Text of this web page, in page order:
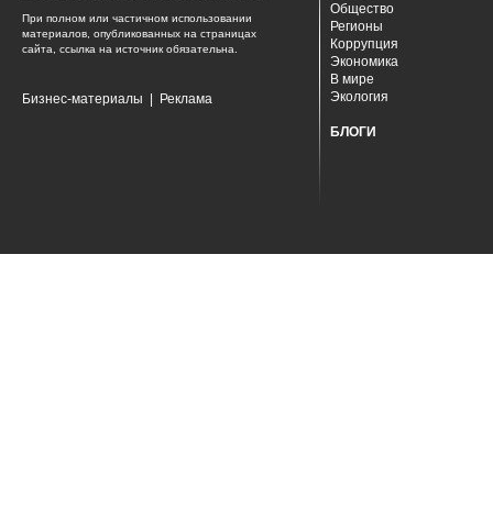
При полном или частичном использовании
материалов, опубликованных на страницах
сайта, ссылка на источник обязательна.
Бизнес-материалы Реклама
Общество
Регионы
Коррупция
Экономика
В мире
Экология
БЛОГИ